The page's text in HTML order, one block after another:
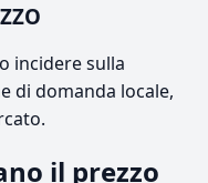
incidere sulla
di domanda locale,
il prezzo